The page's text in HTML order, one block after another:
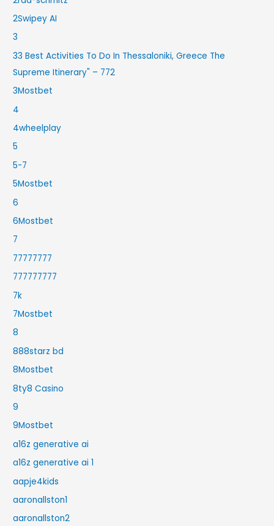
2Swipey AI
3
33 Best Activities To Do In Thessaloniki, Greece The
Supreme Itinerary" – 772
3Mostbet
4
4wheelplay
5
5-7
5Mostbet
6
6Mostbet
7
77777777
777777777
7k
7Mostbet
8
888starz bd
8Mostbet
8ty8 Casino
9
9Mostbet
a16z generative ai
a16z generative ai 1
aapje4kids
aaronallston1
aaronallston2